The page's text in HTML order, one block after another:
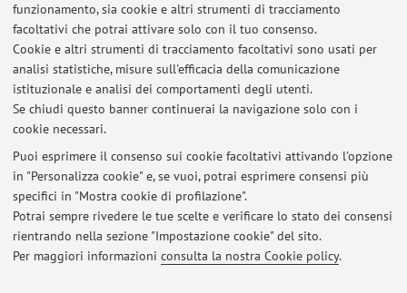
funzionamento, sia cookie e altri strumenti di tracciamento
facoltativi che potrai attivare solo con il tuo consenso.
Cookie e altri strumenti di tracciamento facoltativi sono usati per
analisi statistiche, misure sull'efficacia della comunicazione
istituzionale e analisi dei comportamenti degli utenti.
Se chiudi questo banner continuerai la navigazione solo con i
cookie necessari.
Puoi esprimere il consenso sui cookie facoltativi attivando l'opzione
in "Personalizza cookie" e, se vuoi, potrai esprimere consensi più
specifici in "Mostra cookie di profilazione".
Potrai sempre rivedere le tue scelte e verificare lo stato dei consensi
rientrando nella sezione "Impostazione cookie" del sito.
Per maggiori informazioni consulta la nostra Cookie policy.
Ultimi avvisi
Ricevimento studenti
Pubblicato il: 27 febbraio 2020
Tutti gli avvisi
Area riservata
Accedi tramiteloginper gestire tutti i contenuti del sito.